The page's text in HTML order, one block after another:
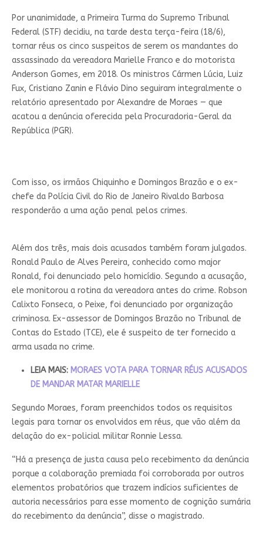
Por unanimidade, a Primeira Turma do Supremo Tribunal
Federal (STF) decidiu, na tarde desta terça-feira (18/6),
tornar réus os cinco suspeitos de serem os mandantes do
assassinado da vereadora Marielle Franco e do motorista
Anderson Gomes, em 2018. Os ministros Cármen Lúcia, Luiz
Fux, Cristiano Zanin e Flávio Dino seguiram integralmente o
relatório apresentado por Alexandre de Moraes — que
acatou a denúncia oferecida pela Procuradoria-Geral da
República (PGR).
Com isso, os irmãos Chiquinho e Domingos Brazão e o ex-
chefe da Polícia Civil do Rio de Janeiro Rivaldo Barbosa
responderão a uma ação penal pelos crimes.
Além dos três, mais dois acusados também foram julgados.
Ronald Paulo de Alves Pereira, conhecido como major
Ronald, foi denunciado pelo homicídio. Segundo a acusação,
ele monitorou a rotina da vereadora antes do crime. Robson
Calixto Fonseca, o Peixe, foi denunciado por organização
criminosa. Ex-assessor de Domingos Brazão no Tribunal de
Contas do Estado (TCE), ele é suspeito de ter fornecido a
arma usada no crime.
LEIA MAIS: MORAES VOTA PARA TORNAR RÉUS ACUSADOS
DE MANDAR MATAR MARIELLE
Segundo Moraes, foram preenchidos todos os requisitos
legais para tornar os envolvidos em réus, que vão além da
delação do ex-policial militar Ronnie Lessa.
“Há a presença de justa causa pelo recebimento da denúncia
porque a colaboração premiada foi corroborada por outros
elementos probatórios que trazem indícios suficientes de
autoria necessários para esse momento de cognição sumária
do recebimento da denúncia”, disse o magistrado.